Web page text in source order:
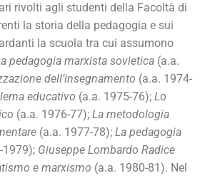
rivolti agli studenti della Facoltà di
la storia della pedagogia e sui
la scuola tra cui assumono
pedagogia marxista sovietica (a.a.
dell’insegnamento (a.a. 1974-
educativo (a.a. 1975-76); Lo
(a.a. 1976-77); La metodologia
(a.a. 1977-78); La pedagogia
1979); Giuseppe Lombardo Radice
e marxismo (a.a. 1980-81). Nel